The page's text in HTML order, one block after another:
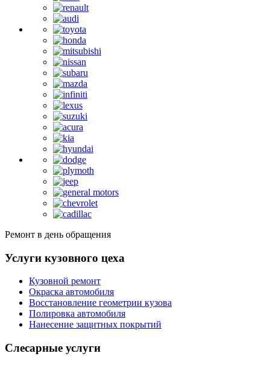
Ремонт в день обращения
Услуги кузовного цеха
Кузовной ремонт
Окраска автомобиля
Восстановление геометрии кузова
Полировка автомобиля
Нанесение защитных покрытий
Слесарные услуги